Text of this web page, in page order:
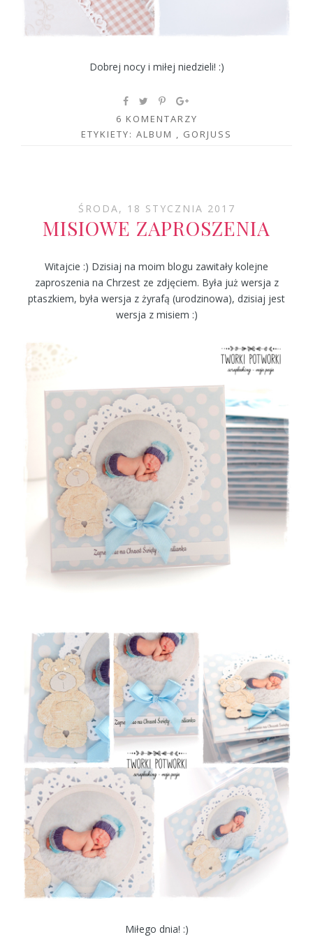
Dobrej nocy i miłej niedzieli! :)
6 KOMENTARZY
ETYKIETY: ALBUM GORJUSS
ŚRODA, 18 STYCZNIA 2017
MISIOWE ZAPROSZENIA
Witajcie :) Dzisiaj na moim blogu zawitały kolejne
zaproszenia na Chrzest ze zdjęciem. Była już wersja z
ptaszkiem, była wersja z żyrafą (urodzinowa), dzisiaj jest
wersja z misiem :)
Miłego dnia! :)